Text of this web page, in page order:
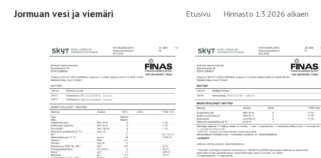
Skip to main content
Jormuan vesi ja viemäri Etusivu Hinnasto 1.3.2026 alkaen